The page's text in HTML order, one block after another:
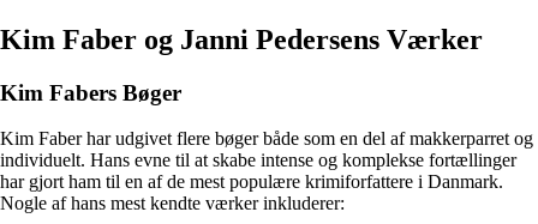
Kim Faber og Janni Pedersens Værker
Kim Fabers Bøger
Kim Faber har udgivet flere bøger både som en del af makkerparret og
individuelt. Hans evne til at skabe intense og komplekse fortællinger
har gjort ham til en af de mest populære krimiforfattere i Danmark.
Nogle af hans mest kendte værker inkluderer: